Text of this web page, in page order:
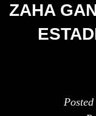
ZAHA
Posted